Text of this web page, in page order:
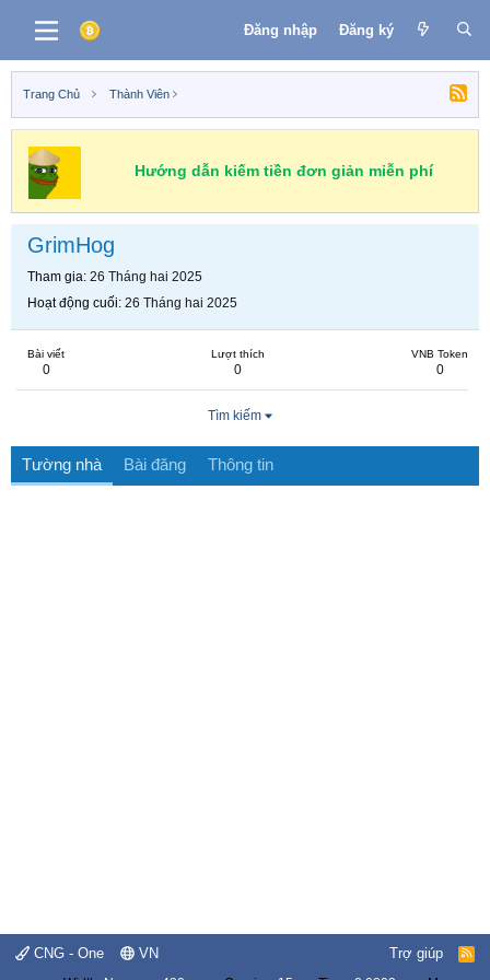
Đăng nhập Đăng ký
Trang Chủ Thành Viên
Hướng dẫn kiếm tiền đơn giản miễn phí
GrimHog
Tham gia 26 Tháng hai 2025
Hoạt động cuối 26 Tháng hai 2025
Bài viết
0
Lượt thích
0
VNB Token
0
Tìm kiếm
Tường nhà Bài đăng Thông tin
CNG - One VN Trợ giúp
R